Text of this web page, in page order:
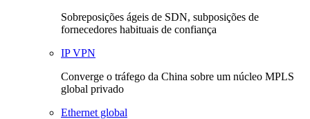
Sobreposições ágeis de SDN, subposições de
fornecedores habituais de confiança
IP VPN
Converge o tráfego da China sobre um núcleo MPLS
global privado
Ethernet global